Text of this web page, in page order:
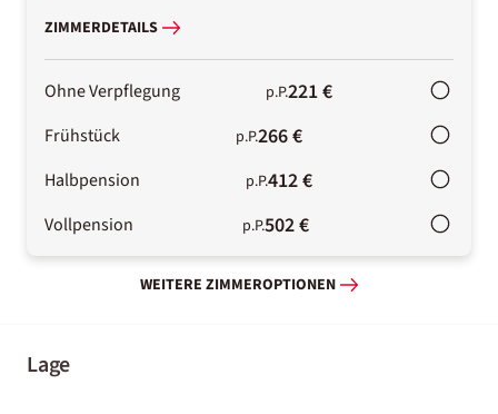
ZIMMERDETAILS
Ohne Verpflegung p.P.221 €
Frühstück p.P.266 €
Halbpension p.P.412 €
Vollpension p.P.502 €
WEITERE ZIMMEROPTIONEN
Lage